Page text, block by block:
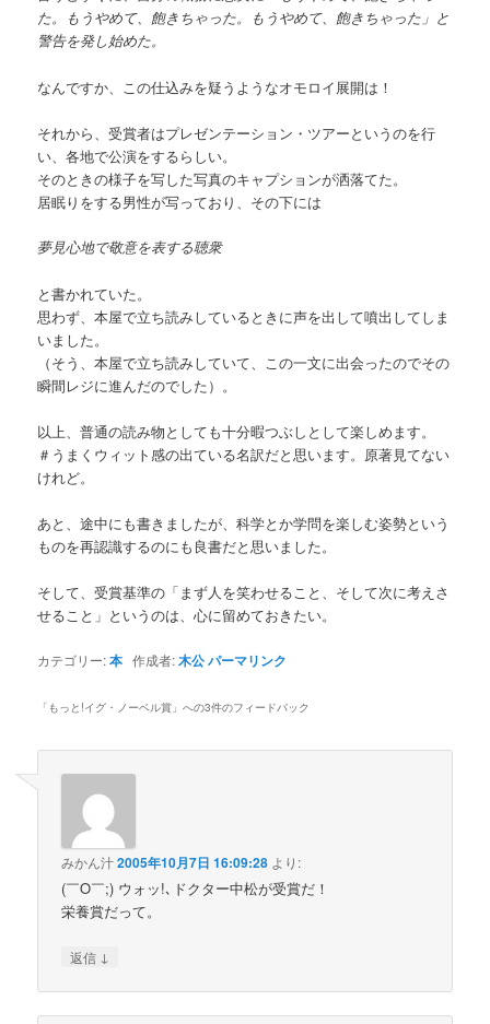
た。もうやめて、飽きちゃった。もうやめて、飽きちゃった」と
警告を発し始めた。
なんですか、この仕込みを疑うようなオモロイ展開は！
それから、受賞者はプレゼンテーション・ツアーというのを行
い、各地で公演をするらしい。
そのときの様子を写した写真のキャプションが洒落てた。
居眠りをする男性が写っており、その下には
夢見心地で敬意を表する聴衆
と書かれていた。
思わず、本屋で立ち読みしているときに声を出して噴出してしま
いました。
（そう、本屋で立ち読みしていて、この一文に出会ったのでその
瞬間レジに進んだのでした）。
以上、普通の読み物としても十分暇つぶしとして楽しめます。
＃うまくウィット感の出ている名訳だと思います。原著見てない
けれど。
あと、途中にも書きましたが、科学とか学問を楽しむ姿勢という
ものを再認識するのにも良書だと思いました。
そして、受賞基準の「まず人を笑わせること、そして次に考えさ
せること」というのは、心に留めておきたい。
カテゴリー:本 作成者:木公パーマリンク
「 もっと!イグ・ノーベル賞 」への3件のフィードバック
みかん汁2005年10月7日 16:09:28 より:
(￣O￣;) ウォッ!､ドクター中松が受賞だ！
栄養賞だって。
返信 ↓